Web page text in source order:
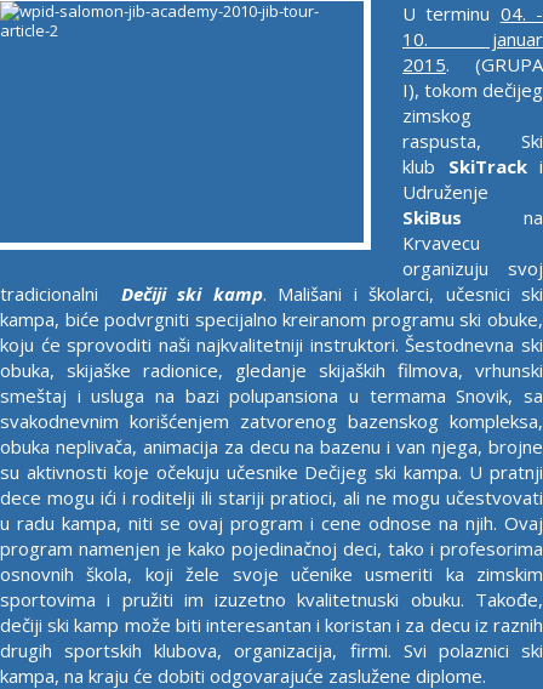
U terminu 04. -
10. januar
2015. (GRUPA
I), tokom dečijeg
zimskog
raspusta, Ski
klub SkiTracki
Udruženje
SkiBus na
Krvavecu
organizuju svoj
tradicionalni Dečiji ski kamp. Mališani i školarci, učesnici ski
kampa, biće podvrgniti specijalno kreiranom programu ski obuke,
koju će sprovoditi naši najkvalitetniji instruktori. Šestodnevna ski
obuka, skijaške radionice, gledanje skijaških filmova, vrhunski
smeštaj i usluga na bazi polupansiona u termama Snovik, sa
svakodnevnim korišćenjem zatvorenog bazenskog kompleksa,
obuka neplivača, animacija za decu na bazenu i van njega, brojne
su aktivnosti koje očekuju učesnike Dečijeg ski kampa. U pratnji
dece mogu ići i roditelji ili stariji pratioci, ali ne mogu učestvovati
u radu kampa, niti se ovaj program i cene odnose na njih. Ovaj
program namenjen je kako pojedinačnoj deci, tako i profesorima
osnovnih škola, koji žele svoje učenike usmeriti ka zimskim
sportovima i pružiti im izuzetno kvalitetnuski obuku. Takođe,
dečiji ski kamp može biti interesantan i koristan i za decu iz raznih
drugih sportskih klubova, organizacija, firmi. Svi polaznici ski
kampa, na kraju će dobiti odgovarajuće zaslužene diplome.